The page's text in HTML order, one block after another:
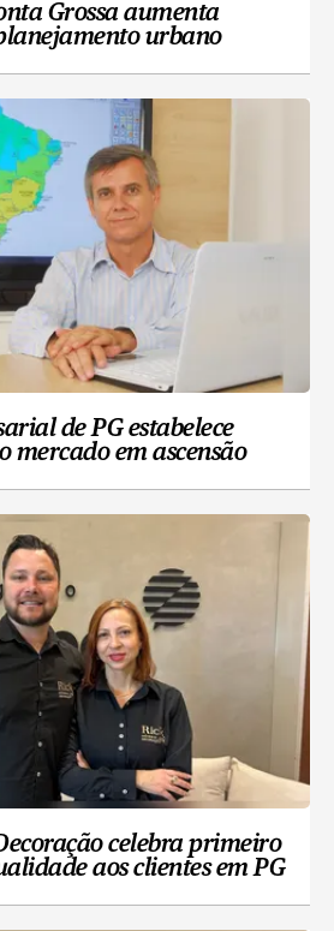
Grossa aumenta
urbano
de PG estabelece
mercado em ascensão
celebra primeiro
aos clientes em PG